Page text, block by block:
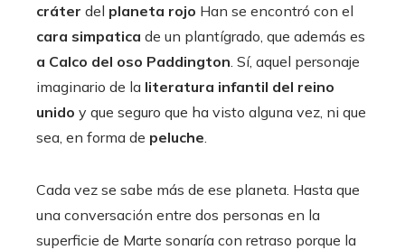
cráter del planeta rojo Han se encontró con el
cara simpatica de un plantígrado, que además es
a Calco del oso Paddington . Sí, aquel personaje
imaginario de la literatura infantil del reino
unido y que seguro que ha visto alguna vez, ni que
sea, en forma de peluche
Cada vez se sabe más de ese planeta. Hasta que
una conversación entre dos personas en la
superficie de Marte sonaría con retraso porque la